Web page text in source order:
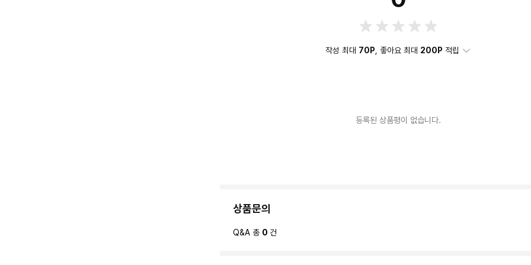
작성 최대 70P , 좋아요 최대 200P 적립
등록된 상품평이 없습니다.
상품문의
Q&A 총 0 건